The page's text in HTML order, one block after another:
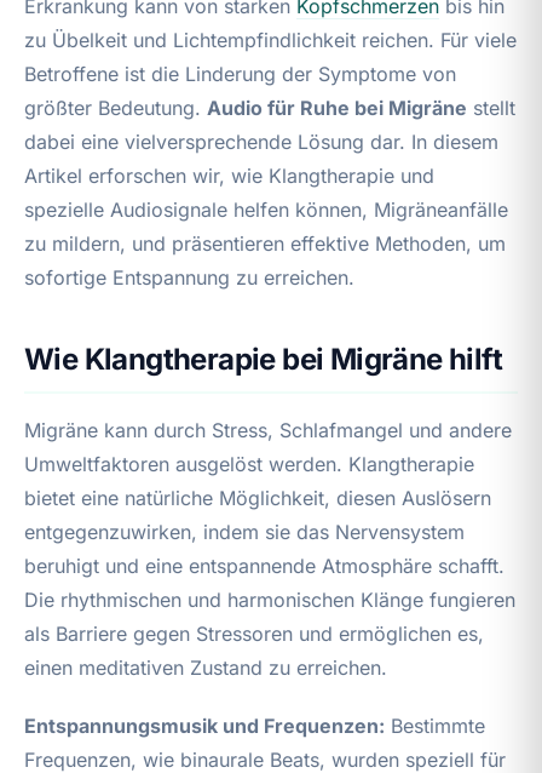
Erkrankung kann von starken Kopfschmerzen bis hin
zu Übelkeit und Lichtempfindlichkeit reichen. Für viele
Betroffene ist die Linderung der Symptome von
größter Bedeutung. Audio für Ruhe bei Migräne stellt
dabei eine vielversprechende Lösung dar. In diesem
Artikel erforschen wir, wie Klangtherapie und
spezielle Audiosignale helfen können, Migräneanfälle
zu mildern, und präsentieren effektive Methoden, um
sofortige Entspannung zu erreichen.
Wie Klangtherapie bei Migräne hilft
Migräne kann durch Stress, Schlafmangel und andere
Umweltfaktoren ausgelöst werden. Klangtherapie
bietet eine natürliche Möglichkeit, diesen Auslösern
entgegenzuwirken, indem sie das Nervensystem
beruhigt und eine entspannende Atmosphäre schafft.
Die rhythmischen und harmonischen Klänge fungieren
als Barriere gegen Stressoren und ermöglichen es,
einen meditativen Zustand zu erreichen.
Entspannungsmusik und Frequenzen: Bestimmte
Frequenzen, wie binaurale Beats, wurden speziell für